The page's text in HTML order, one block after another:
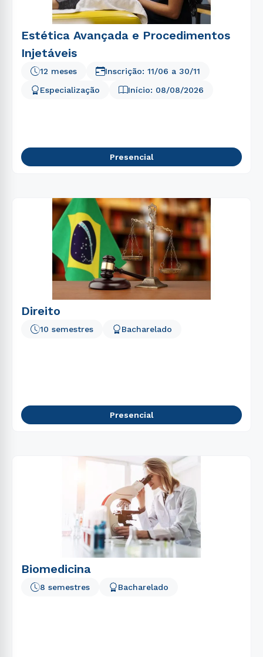
Estética Avançada e Procedimentos
Injetáveis
Especialização Início: 08/08/2026
12 meses Inscrição: 11/06 a 30/11
Presencial
Direito
Bacharelado
10 semestres
Presencial
Biomedicina
Bacharelado
8 semestres